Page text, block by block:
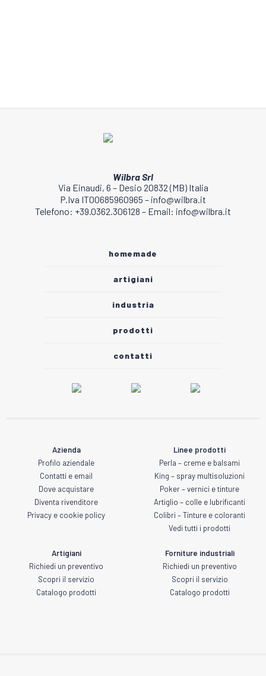
Wilbra Srl
Via Einaudi, 6 – Desio 20832 (MB) Italia
P.Iva IT00685960965 – info@wilbra.it
Telefono: +39.0362.306128 – Email: info@wilbra.it
homemade
artigiani
industria
prodotti
contatti
Azienda
Profilo aziendale
Contatti e email
Dove acquistare
Diventa rivenditore
Privacy e cookie policy
Linee prodotti
Perla – creme e balsami
King – spray multisoluzioni
Poker – vernici e tinture
Artiglio – colle e lubrificanti
Colibri – Tinture e coloranti
Vedi tutti i prodotti
Artigiani
Richiedi un preventivo
Scopri il servizio
Catalogo prodotti
Forniture industriali
Richiedi un preventivo
Scopri il servizio
Catalogo prodotti